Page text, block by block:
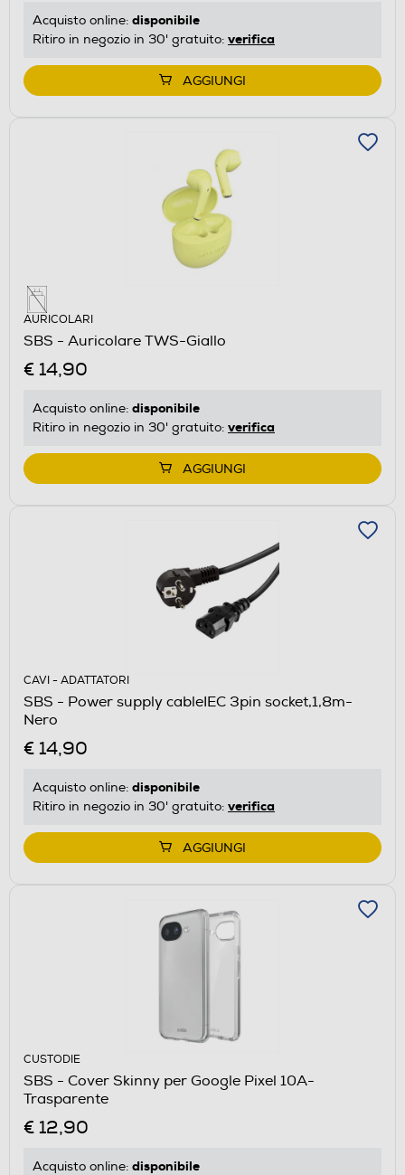
Acquisto online: disponibile
Ritiro in negozio in 30' gratuito: verifica
AGGIUNGI
AURICOLARI
SBS - Auricolare TWS-Giallo
€ 14,90
Acquisto online: disponibile
Ritiro in negozio in 30' gratuito: verifica
AGGIUNGI
CAVI - ADATTATORI
SBS - Power supply cableIEC 3pin socket,1,8m-
Nero
€ 14,90
Acquisto online: disponibile
Ritiro in negozio in 30' gratuito: verifica
AGGIUNGI
CUSTODIE
SBS - Cover Skinny per Google Pixel 10A-
Trasparente
€ 12,90
Acquisto online: disponibile